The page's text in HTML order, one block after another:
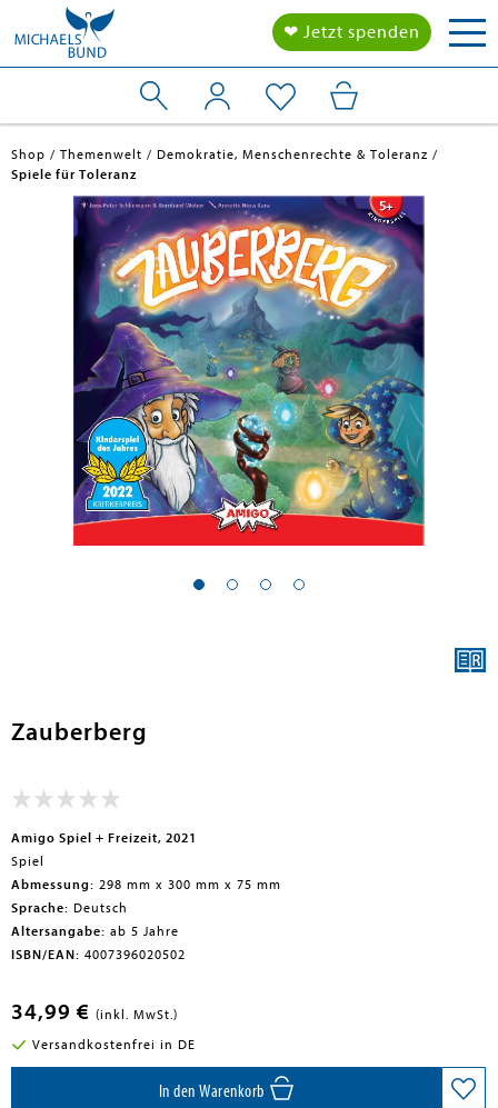
❤ Jetzt spenden
submenu
Shop Themenwelt
Demokratie, Menschenrechte & Toleranz
Spiele für Toleranz
Zauberberg
Amigo Spiel + Freizeit, 2021
Spiel
Abmessung: 298 mm x 300 mm x 75 mm
Sprache: Deutsch
Altersangabe: ab 5 Jahre
ISBN/EAN: 4007396020502
34,99 € (inkl. MwSt.)
Versandkostenfrei in DE
In den Warenkorb